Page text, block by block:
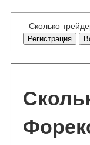
Сколько
Регистрация